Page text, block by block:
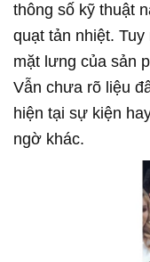
thông số kỹ thuật
quạt tản nhiệt.
mặt lưng của sản
Vẫn chưa rõ liệu
hiện tại sự kiện
ngờ khác.